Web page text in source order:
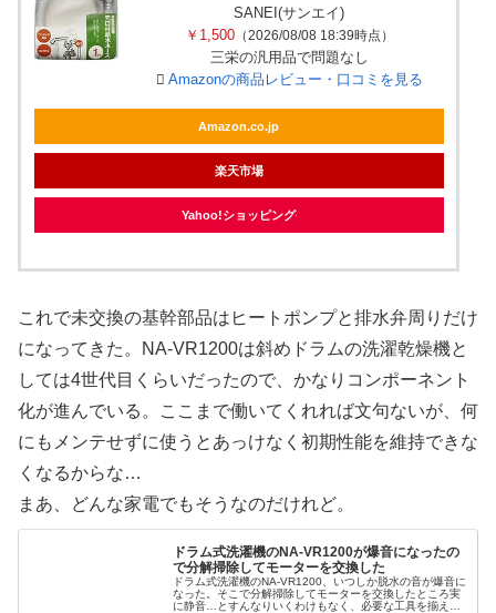
SANEI(サンエイ)
￥1,500（2026/08/08 18:39時点）
三栄の汎用品で問題なし
Amazonの商品レビュー・口コミを見る
Amazon.co.jp
楽天市場
Yahoo!ショッピング
これで未交換の基幹部品はヒートポンプと排水弁周りだけ
になってきた。NA-VR1200は斜めドラムの洗濯乾燥機と
しては4世代目くらいだったので、かなりコンポーネント
化が進んでいる。ここまで働いてくれれば文句ないが、何
にもメンテせずに使うとあっけなく初期性能を維持できな
くなるからな…
まあ、どんな家電でもそうなのだけれど。
ドラム式洗濯機のNA-VR1200が爆音になったの
で分解掃除してモーターを交換した
ドラム式洗濯機のNA-VR1200、いつしか脱水の音が爆音に
なった。そこで分解掃除してモーターを交換したところ実
に静音…とすんなりいくわけもなく、必要な工具を揃えて